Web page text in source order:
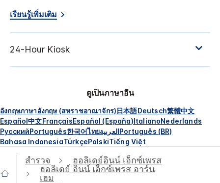
เรียนรู้เพิ่มเติม
ดูเป็นภาษาอื่น
อังกฤษภาษาอังกฤษ (สหราชอาณาจักร)日本語Deutsch繁體中文
Español中文FrançaisEspañol (España)ItalianoNederlands
РусскийPortuguês한국어ไทยالعربيةPortuguês (BR)
Bahasa IndonesiaTürkçePolskiTiếng Việt
สำรวจ
ฮอลิเดย์อินน์ เอ็กซ์เพรส
ฮอลิเดย์ อินน์ เอ็กซ์เพรส อาร์น
เฮม